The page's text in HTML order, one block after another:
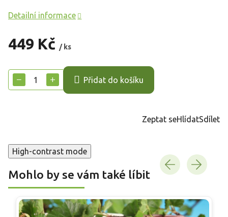
449 Kč / ks
cena:
+
− Přidat do košíku
Detailní informace
Zeptat seHlídatSdílet
High-contrast mode
Mohlo by se vám také líbit